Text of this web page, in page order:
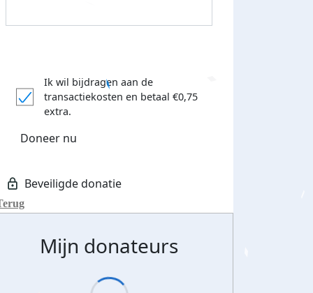
Ik wil bijdragen aan de
transactiekosten en betaal €0,75
extra.
Doneer nu
Mijn donateurs